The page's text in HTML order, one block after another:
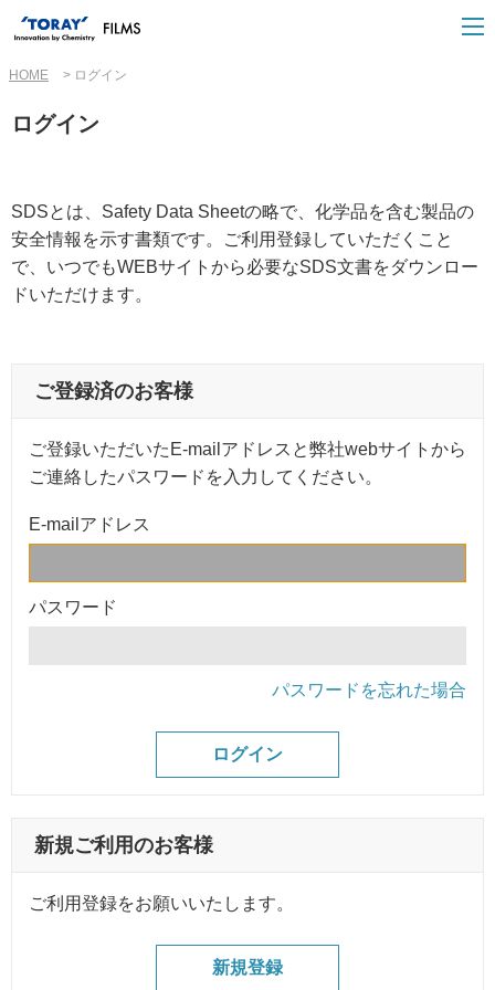
HOME ログイン
ログイン
SDSとは、Safety Data Sheetの略で、化学品を含む製品の
安全情報を示す書類です。ご利用登録していただくこと
で、いつでもWEBサイトから必要なSDS文書をダウンロー
ドいただけます。
ご登録済のお客様
ご登録いただいたE-mailアドレスと弊社webサイトから
ご連絡したパスワードを入力してください。
E-mailアドレス
パスワード
パスワードを忘れた場合
新規ご利用のお客様
ご利用登録をお願いいたします。
新規登録